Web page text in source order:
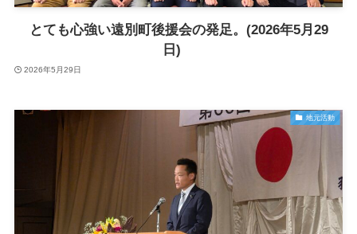
とても心強い遠別町後援会の発足。(2026年5月29
日)
2026年5月29日
地元活動